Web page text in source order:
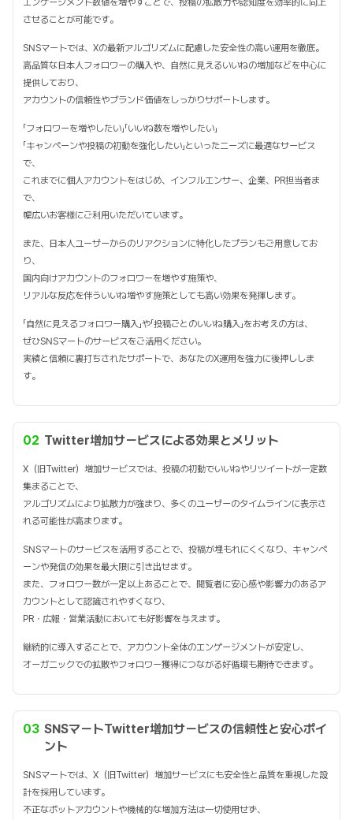
エンゲージメント数値を増やすことで、投稿の拡散力や認知度を効率的に向上
させることが可能です。
SNSマートでは、Xの最新アルゴリズムに配慮した安全性の高い運用を徹底。
高品質な日本人フォロワーの購入や、自然に見えるいいねの増加などを中心に
提供しており、
アカウントの信頼性やブランド価値をしっかりサポートします。
「フォロワーを増やしたい」「いいね数を増やしたい」
「キャンペーンや投稿の初動を強化したい」といったニーズに最適なサービス
で、
これまでに個人アカウントをはじめ、インフルエンサー、企業、PR担当者ま
で、
幅広いお客様にご利用いただいています。
また、日本人ユーザーからのリアクションに特化したプランもご用意してお
り、
国内向けアカウントのフォロワーを増やす施策や、
リアルな反応を伴ういいね増やす施策としても高い効果を発揮します。
「自然に見えるフォロワー購入」や「投稿ごとのいいね購入」をお考えの方は、
ぜひSNSマートのサービスをご活用ください。
実績と信頼に裏打ちされたサポートで、あなたのX運用を強力に後押ししま
す。
02 Twitter増加サービスによる効果とメリット
X（旧Twitter）増加サービスでは、投稿の初動でいいねやリツイートが一定数
集まることで、
アルゴリズムにより拡散力が強まり、多くのユーザーのタイムラインに表示さ
れる可能性が高まります。
SNSマートのサービスを活用することで、投稿が埋もれにくくなり、キャンペ
ーンや発信の効果を最大限に引き出せます。
また、フォロワー数が一定以上あることで、閲覧者に安心感や影響力のあるア
カウントとして認識されやすくなり、
PR・広報・営業活動においても好影響を与えます。
継続的に導入することで、アカウント全体のエンゲージメントが安定し、
オーガニックでの拡散やフォロワー獲得につながる好循環も期待できます。
03 SNSマートTwitter増加サービスの信頼性と安心ポイ
ント
SNSマートでは、X（旧Twitter）増加サービスにも安全性と品質を重視した設
計を採用しています。
不正なボットアカウントや機械的な増加方法は一切使用せず、